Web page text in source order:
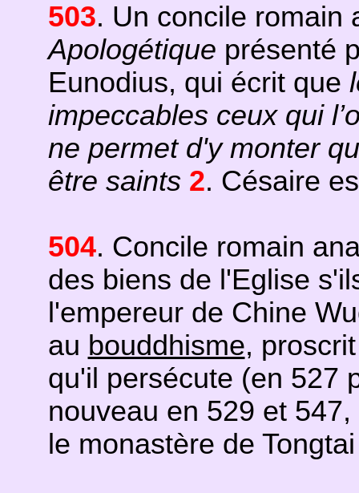
503. Un concile romain
Apologétique présenté
Eunodius, qui écrit que
impeccables ceux qui
ne permet d'y monter
être saints 2. Césaire
504. Concile romain
des biens de l'Eglise
l'empereur de Chine
au bouddhisme,
qu'il persécute (en 527
nouveau en 529 et
le monastère de